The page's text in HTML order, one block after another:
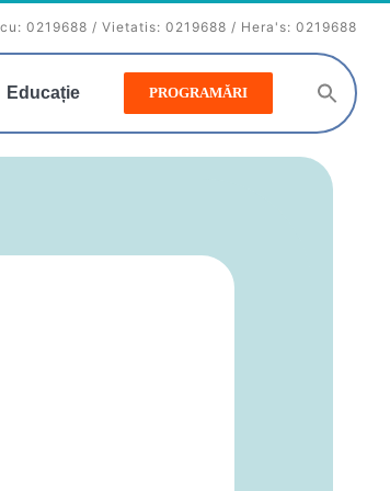
0219688 / Vietatis: 0219688 / Hera's: 0219688
Educație PROGRAMĂRI